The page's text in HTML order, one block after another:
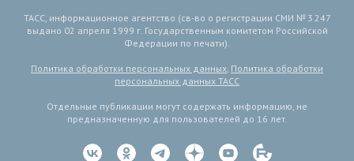
ТАСС, информационное агентство (св-во о регистрации СМИ № 3 247
выдано 02 апреля 1999 г. Государственным комитетом Российской
Федерации по печати).
Политика обработки персональных данных, Политика обработки
персональных данных ТАСС
Отдельные публикации могут содержать информацию, не
предназначенную для пользователей до 16 лет.